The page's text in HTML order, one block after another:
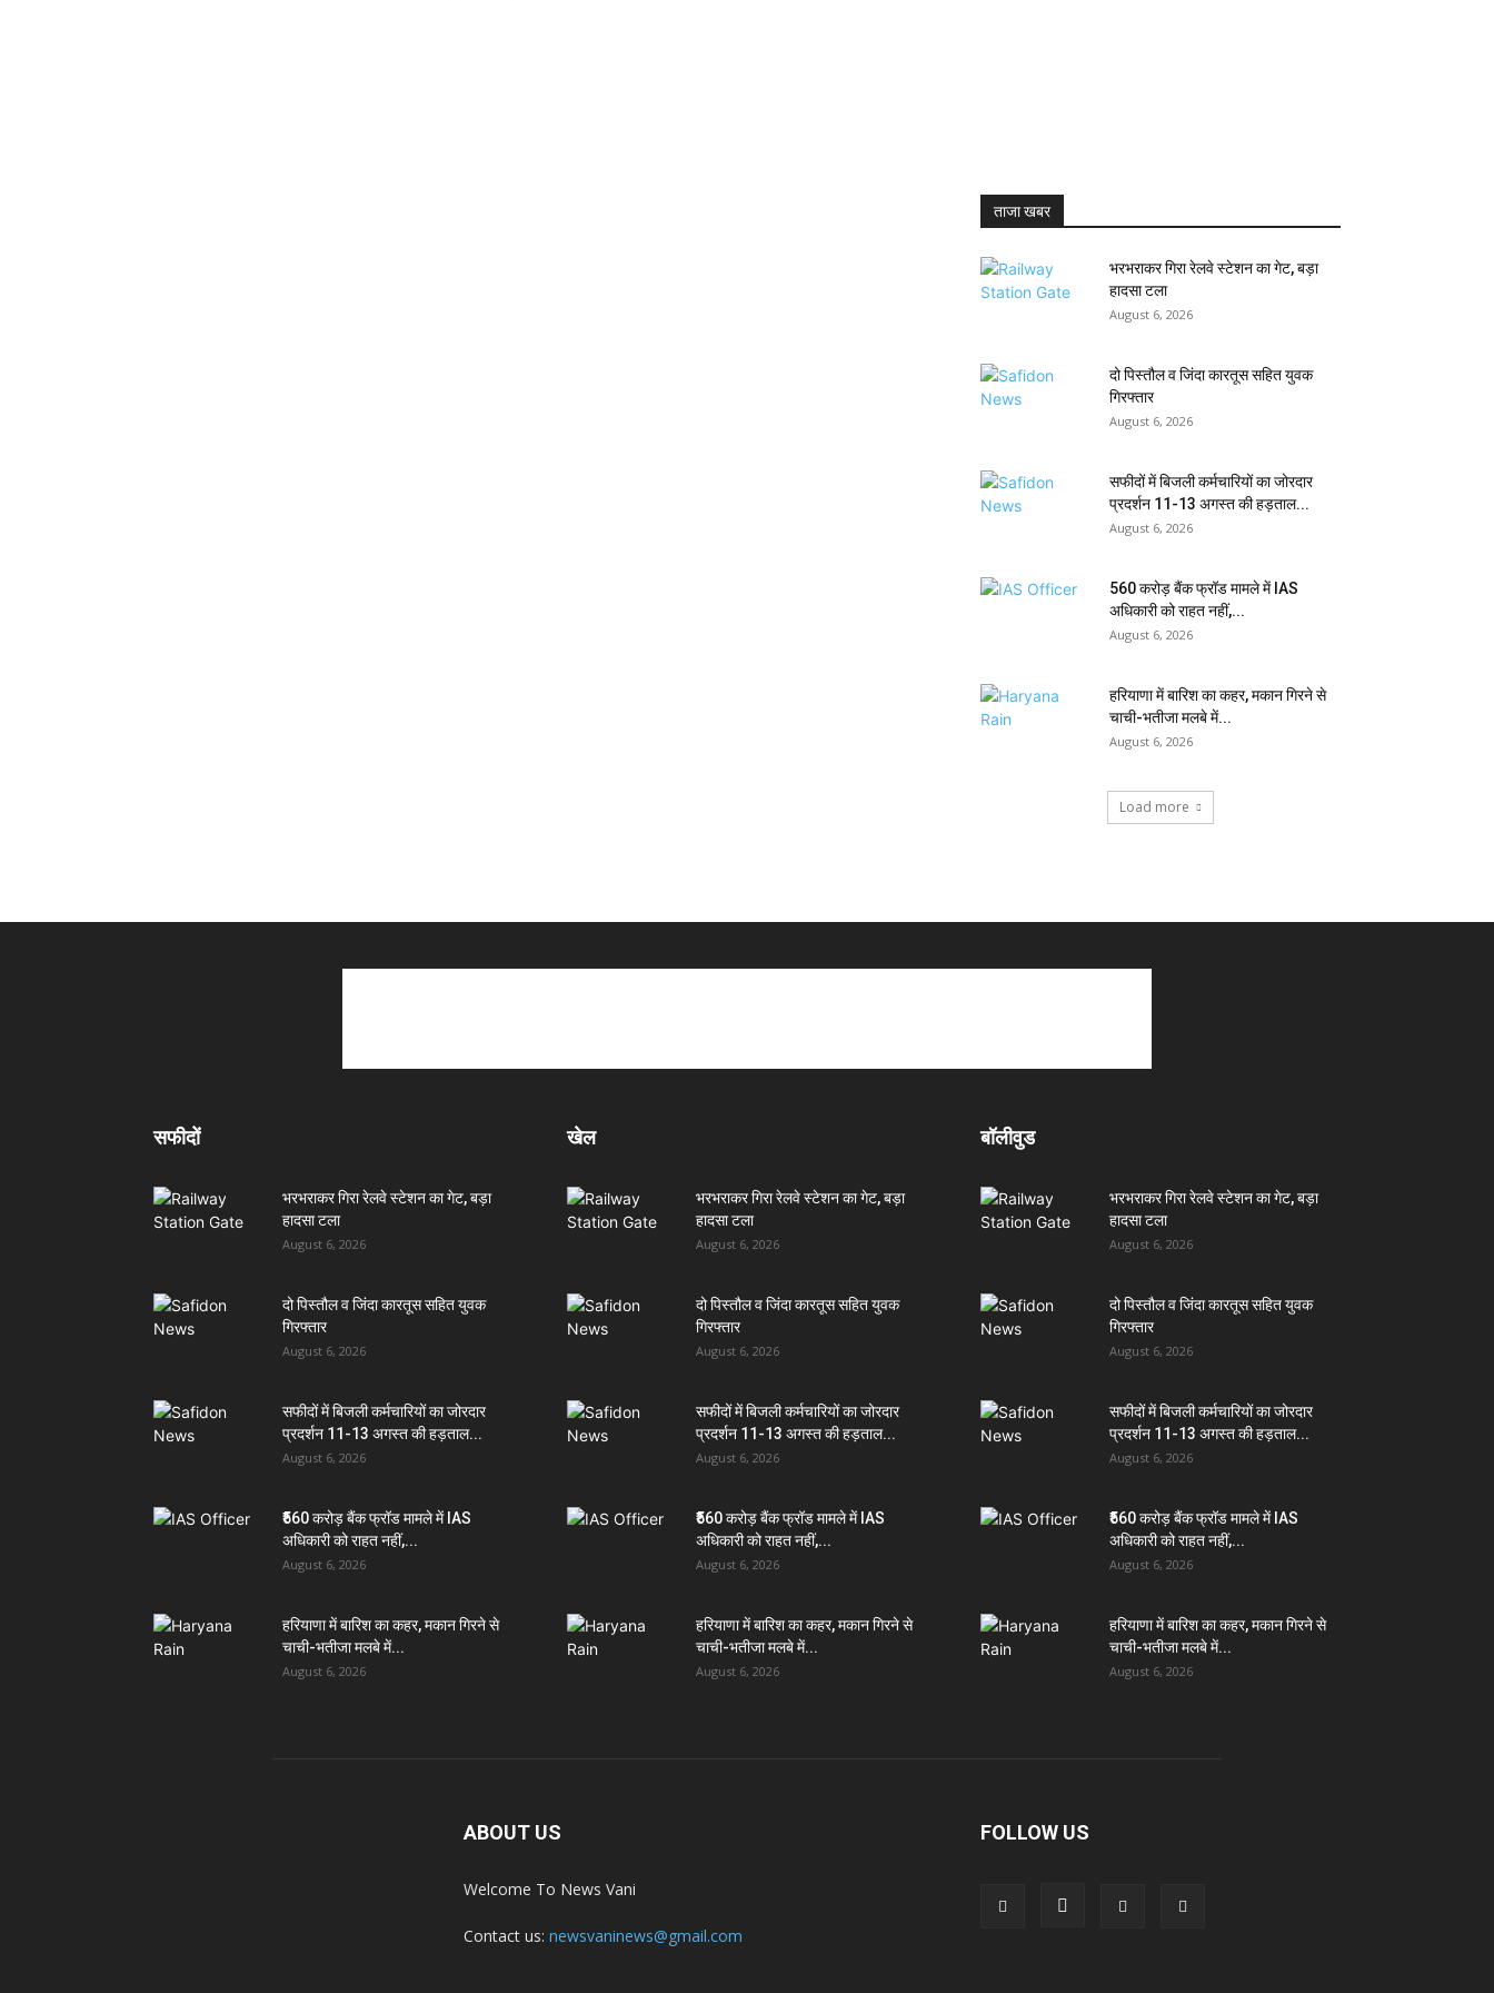
ताजा खबर
भरभराकर गिरा रेलवे स्टेशन का गेट, बड़ा
हादसा टला
August 6, 2026
दो पिस्तौल व जिंदा कारतूस सहित युवक
गिरफ्तार
August 6, 2026
सफीदों में बिजली कर्मचारियों का जोरदार
प्रदर्शन 11-13 अगस्त की हड़ताल...
August 6, 2026
₹560 करोड़ बैंक फ्रॉड मामले में IAS
अधिकारी को राहत नहीं,...
August 6, 2026
हरियाणा में बारिश का कहर, मकान गिरने से
चाची-भतीजा मलबे में...
August 6, 2026
Load more
सफीदों
भरभराकर गिरा रेलवे स्टेशन का गेट, बड़ा
हादसा टला
August 6, 2026
दो पिस्तौल व जिंदा कारतूस सहित युवक
गिरफ्तार
August 6, 2026
सफीदों में बिजली कर्मचारियों का जोरदार
प्रदर्शन 11-13 अगस्त की हड़ताल...
August 6, 2026
₹560 करोड़ बैंक फ्रॉड मामले में IAS
अधिकारी को राहत नहीं,...
August 6, 2026
हरियाणा में बारिश का कहर, मकान गिरने से
चाची-भतीजा मलबे में...
August 6, 2026
खेल
भरभराकर गिरा रेलवे स्टेशन का गेट, बड़ा
हादसा टला
August 6, 2026
दो पिस्तौल व जिंदा कारतूस सहित युवक
गिरफ्तार
August 6, 2026
सफीदों में बिजली कर्मचारियों का जोरदार
प्रदर्शन 11-13 अगस्त की हड़ताल...
August 6, 2026
₹560 करोड़ बैंक फ्रॉड मामले में IAS
अधिकारी को राहत नहीं,...
August 6, 2026
हरियाणा में बारिश का कहर, मकान गिरने से
चाची-भतीजा मलबे में...
August 6, 2026
बॉलीवुड
भरभराकर गिरा रेलवे स्टेशन का गेट, बड़ा
हादसा टला
August 6, 2026
दो पिस्तौल व जिंदा कारतूस सहित युवक
गिरफ्तार
August 6, 2026
सफीदों में बिजली कर्मचारियों का जोरदार
प्रदर्शन 11-13 अगस्त की हड़ताल...
August 6, 2026
₹560 करोड़ बैंक फ्रॉड मामले में IAS
अधिकारी को राहत नहीं,...
August 6, 2026
हरियाणा में बारिश का कहर, मकान गिरने से
चाची-भतीजा मलबे में...
August 6, 2026
ABOUT US
Welcome To News Vani
Contact us: newsvaninews@gmail.com
FOLLOW US